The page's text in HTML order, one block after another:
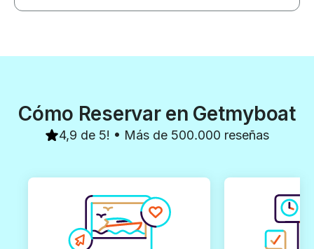
Cómo Reservar en Getmyboat
4,9 de 5! • Más de 500.000 reseñas